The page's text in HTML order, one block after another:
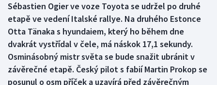
Boby a skeleton
Box
Curling
Dostihy
AZ kvíz
Sébastien Ogier ve voze Toyota se udržel po druhé
etapě ve vedení Italské rallye. Na druhého Estonce
Otta Tänaka s hyundaiem, který ho během dne
dvakrát vystřídal v čele, má náskok 17,1 sekundy.
Osminásobný mistr světa se bude snažit ubránit v
závěrečné etapě. Český pilot s fabií Martin Prokop se
posunul o osm příček a uzavírá před závěrečným